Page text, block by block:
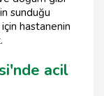
sunduğu
hastanenin
acil